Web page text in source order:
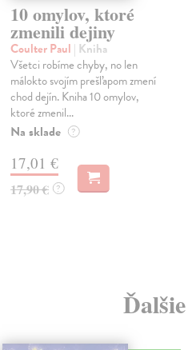
10 omylov, ktoré
zmenili dejiny
Coulter Paul | Kniha
Všetci robíme chyby, no len
málokto svojím prešľapom zmení
chod dejín. Kniha 10 omylov,
ktoré zmenil...
Na sklade ?
17,01 €
17,90 € ?